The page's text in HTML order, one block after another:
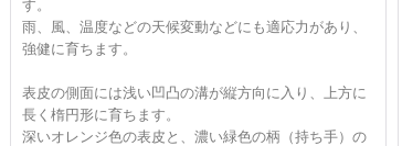
す。
雨、風、温度などの天候変動などにも適応力があり、
強健に育ちます。
表皮の側面には浅い凹凸の溝が縦方向に入り、上方に
長く楕円形に育ちます。
深いオレンジ色の表皮と、濃い緑色の柄（持ち手）の